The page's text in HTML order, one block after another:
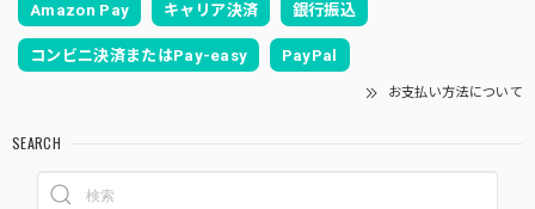
Amazon Pay キャリア決済 銀行振込
コンビニ決済またはPay-easy PayPal
お支払い方法について
SEARCH